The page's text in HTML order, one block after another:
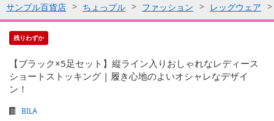
サンプル百貨店 ちょっプル ファッション レッグウェア
残りわずか
【ブラック×5足セット】縦ライン入りおしゃれなレディース
ショートストッキング | 履き心地のよいオシャレなデザイ
ン！
BILA